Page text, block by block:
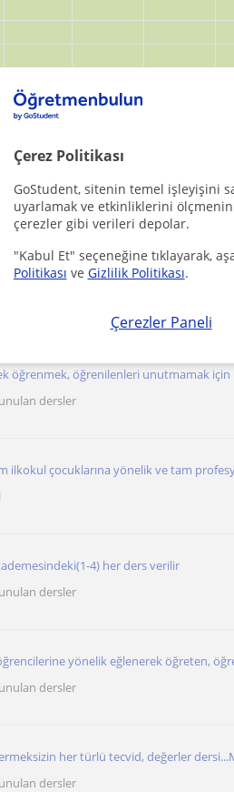
Çerez Politikası
GoStudent, sitenin temel işleyişini
uyarlamak ve etkinliklerini
çerezler gibi verileri depolar.
"Kabul Et" seçeneğine tıklayarak,
Politikası ve Gizlilik Politikası.
Çerezler Paneli
online Ilkokul öğretmenleri
öğrenmek, öğrenilenleri unutmamak için
dersler
ilkokul çocuklarına yönelik ve tam
4) her ders verilir
dersler
yönelik eğlenerek öğreten,
dersler
her türlü tecvid, değerler
dersler